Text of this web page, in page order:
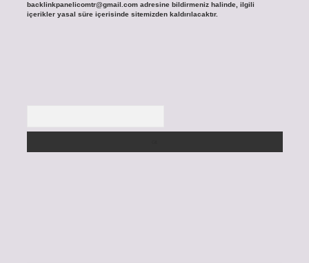
backlinkpanelicomtr@gmail.comadresine bildirmeniz halinde, ilgili
içerikler yasal süre içerisinde sitemizden kaldırılacaktır.